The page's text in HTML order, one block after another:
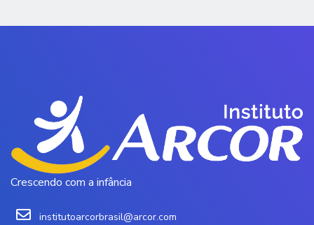
Crescendo com a infância
institutoarcorbrasil@arcor.com